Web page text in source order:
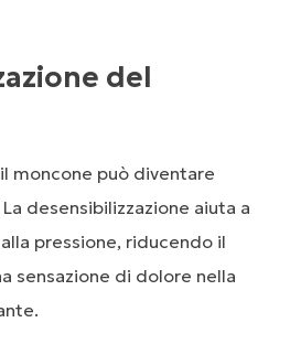
del
moncone può diventare
desensibilizzazione aiuta a
pressione, riducendo il
sensazione di dolore nella